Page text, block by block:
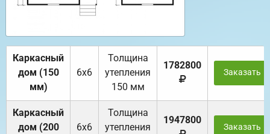
Каркасный
дом (150
мм)
6х6
Толщина
утепления
150 мм
1782800
Заказать
Каркасный
дом (200
6х6
Толщина
утепления
1947800
Заказать